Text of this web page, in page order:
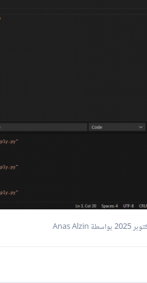
بواسطة Anas Alzin